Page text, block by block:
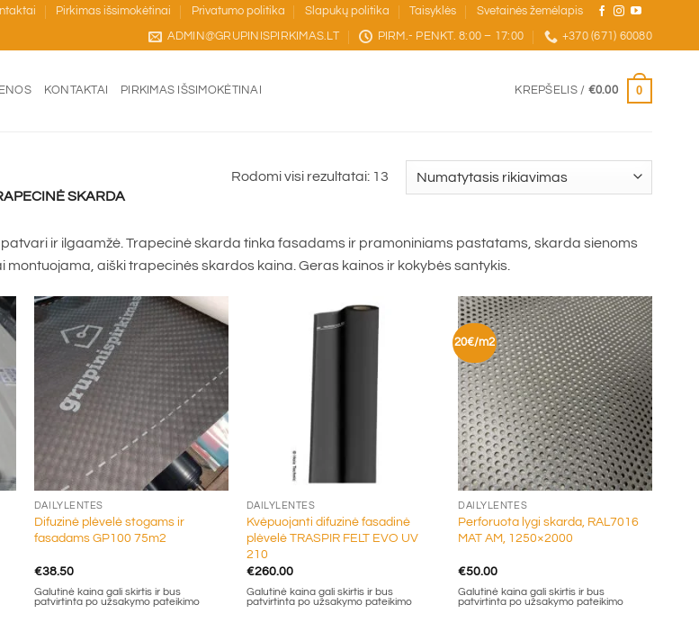
Pirkimas išsimokėtinai Privatumo politika Slapukų politika Taisyklės Svetainės žemėlapis
ADMIN@GRUPINISPIRKIMAS.LT PIRM.- PENKT. 8:00 – 17:00 +370 (671) 60080
KONTAKTAI PIRKIMAS IŠSIMOKĖTINAI KREPŠELIS / €0.00 0
SKARDA
Rodomi visi rezultatai: 13
ir ilgaamžė. Trapecinė skarda tinka fasadams ir pramoniniams pastatams, skarda sienoms
montuojama, aiški trapecinės skardos kaina. Geras kainos ir kokybės santykis.
DAILYLENTĖS
Difuzinė plėvelė stogams ir
fasadams GP100 75m2
€38.50
Galutinė kaina gali skirtis ir bus
patvirtinta po užsakymo pateikimo
DAILYLENTĖS
Kvėpuojanti difuzinė fasadinė
plėvelė TRASPIR FELT EVO UV
210
€260.00
Galutinė kaina gali skirtis ir bus
patvirtinta po užsakymo pateikimo
20€/m2
+
DAILYLENTĖS
Perforuota lygi skarda, RAL7016
MAT AM, 1250×2000
€50.00
Galutinė kaina gali skirtis ir bus
patvirtinta po užsakymo pateikimo